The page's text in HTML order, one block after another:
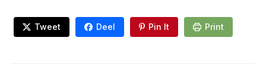
Tweet Deel Pin It Print